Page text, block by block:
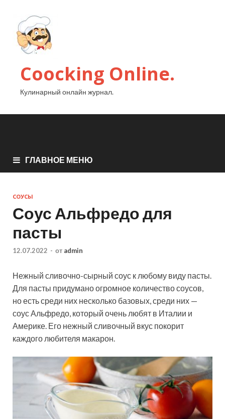
Coocking Online.
Кулинарный онлайн журнал.
ГЛАВНОЕ МЕНЮ
СОУСЫ
Соус Альфредо для
пасты
12.07.2022 - от admin
Нежный сливочно-сырный соус к любому виду пасты.
Для пасты придумано огромное количество соусов,
но есть среди них несколько базовых, среди них —
соус Альфредо, который очень любят в Италии и
Америке. Его нежный сливочный вкус покорит
каждого любителя макарон.